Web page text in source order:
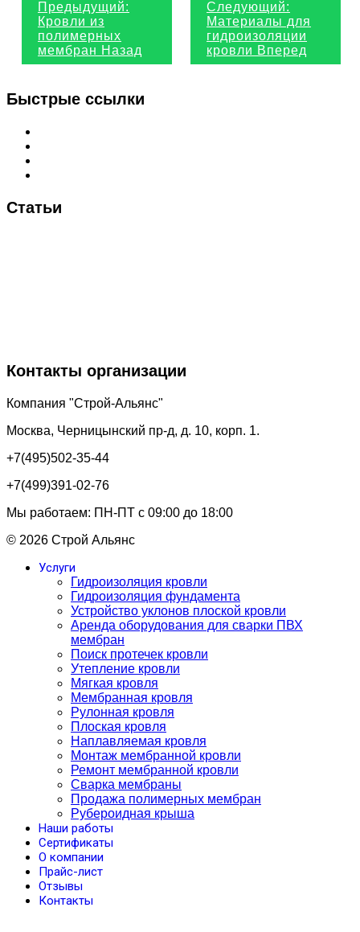
Предыдущий:
Кровли из
полимерных
мембран Назад
Следующий:
Материалы для
гидроизоляции
кровли Вперед
Быстрые ссылки
Статьи
Контакты организации
Компания "Строй-Альянс"
Москва, Черницынский пр-д, д. 10, корп. 1.
+7(495)502-35-44
+7(499)391-02-76
Мы работаем: ПН-ПТ с 09:00 до 18:00
© 2026 Строй Альянс
Услуги
Гидроизоляция кровли
Гидроизоляция фундамента
Устройство уклонов плоской кровли
Аренда оборудования для сварки ПВХ
мембран
Поиск протечек кровли
Утепление кровли
Мягкая кровля
Мембранная кровля
Рулонная кровля
Плоская кровля
Наплавляемая кровля
Монтаж мембранной кровли
Ремонт мембранной кровли
Сварка мембраны
Продажа полимерных мембран
Рубероидная крыша
Наши работы
Сертификаты
О компании
Прайс-лист
Отзывы
Контакты